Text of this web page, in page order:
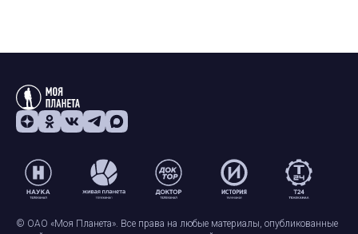
© ОАО «Моя Планета». Все права на любые материалы, опубликованные